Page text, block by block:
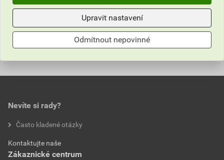
bez DPH za ks s DPH za ks
Hodnocení
0,0
hodnotilo 0 uživatelů
Nevíte si rady?
Často kladené otázky
Kontaktujte naše
Zákaznické centrum
Upravit nastavení
Odmítnout nepovinné